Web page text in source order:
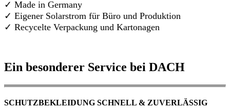
✓ Made in Germany
✓ Eigener Solarstrom für Büro und Produktion
✓ Recycelte Verpackung und Kartonagen
Ein besonderer Service bei DACH
SCHUTZBEKLEIDUNG SCHNELL & ZUVERLÄSSIG